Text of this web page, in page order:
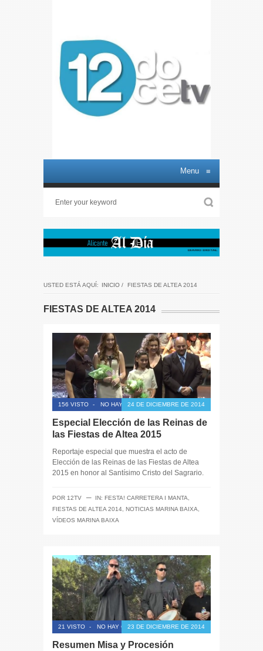
Menu ≡
USTED ESTÁ AQUÍ: INICIO / FIESTAS DE ALTEA 2014
FIESTAS DE ALTEA 2014
156 VISTO - NO HAY COMENTARIOS
24 DE DICIEMBRE DE 2014
Especial Elección de las Reinas de
las Fiestas de Altea 2015
Reportaje especial que muestra el acto de
Elección de las Reinas de las Fiestas de Altea
2015 en honor al Santísimo Cristo del Sagrario.
POR 12TV ─ IN: FESTA! CARRETERA I MANTA,
FIESTAS DE ALTEA 2014, NOTICIAS MARINA BAIXA,
VÍDEOS MARINA BAIXA
21 VISTO - NO HAY COMENTARIOS
23 DE DICIEMBRE DE 2014
Resumen Misa y Procesión